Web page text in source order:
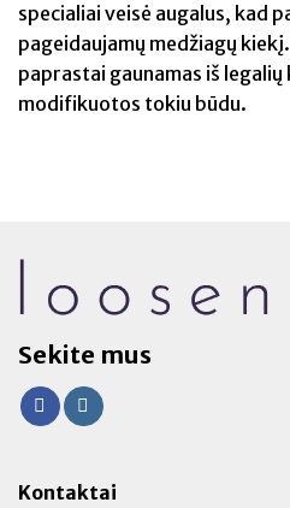
specialiai veisė augalus, kad
pageidaujamų medžiagų kiekį.
paprastai gaunamas iš
modifikuotos tokiu būdu.
Sekite mus
Kontaktai